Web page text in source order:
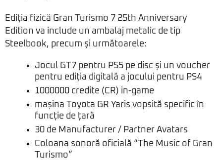
Ediția fizică Gran Turismo 7 25th Anniversary
Edition va include un ambalaj metalic de tip
Steelbook, precum și următoarele:
Jocul GT7 pentru PS5 pe disc și un voucher
pentru ediția digitală a jocului pentru PS4
1000000 credite (CR) in-game
mașina Toyota GR Yaris vopsită specific în
funcție de țară
30 de Manufacturer / Partner Avatars
Coloana sonoră oficială “The Music of Gran
Turismo”